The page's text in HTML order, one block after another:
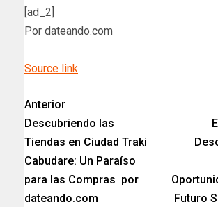
[ad_2]
Por dateando.com
Source link
Anterior
Descubriendo las
Tiendas en Ciudad Traki
Cabudare: Un Paraíso
para las Compras por
dateando.com
Futuro